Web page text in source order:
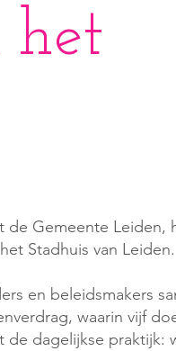
de Gemeente Leiden,
Stadhuis van Leiden.
en beleidsmakers
waarin vijf
dagelijkse praktijk: